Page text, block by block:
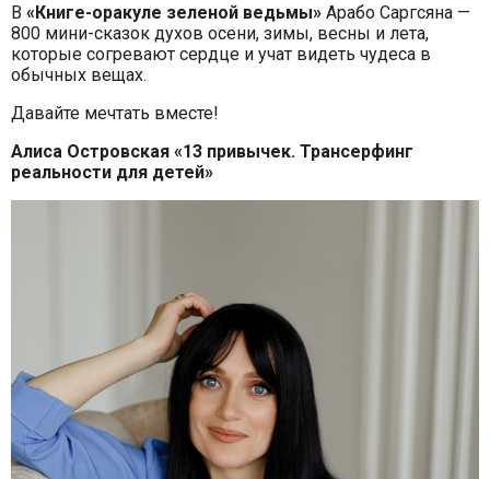
В «Книге-оракуле зеленой ведьмы» Арабо Саргсяна —
800 мини-сказок духов осени, зимы, весны и лета,
которые согревают сердце и учат видеть чудеса в
обычных вещах.
Давайте мечтать вместе!
Алиса Островская «13 привычек. Трансерфинг
реальности для детей»